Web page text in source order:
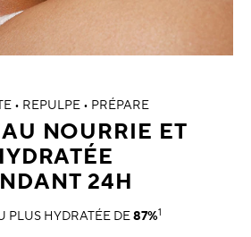
• REPULPE • PRÉPARE
NOURRIE ET
24H
PLUS HYDRATÉE DE87%1